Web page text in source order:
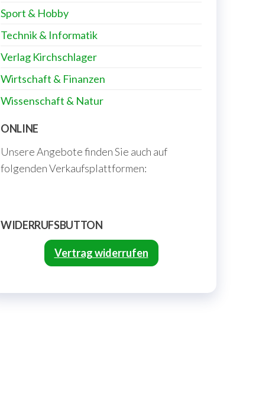
Sport & Hobby
Technik & Informatik
Verlag Kirchschlager
Wirtschaft & Finanzen
Wissenschaft & Natur
ONLINE
Unsere Angebote finden Sie auch auf
folgenden Verkaufsplattformen:
WIDERRUFSBUTTON
Vertrag widerrufen